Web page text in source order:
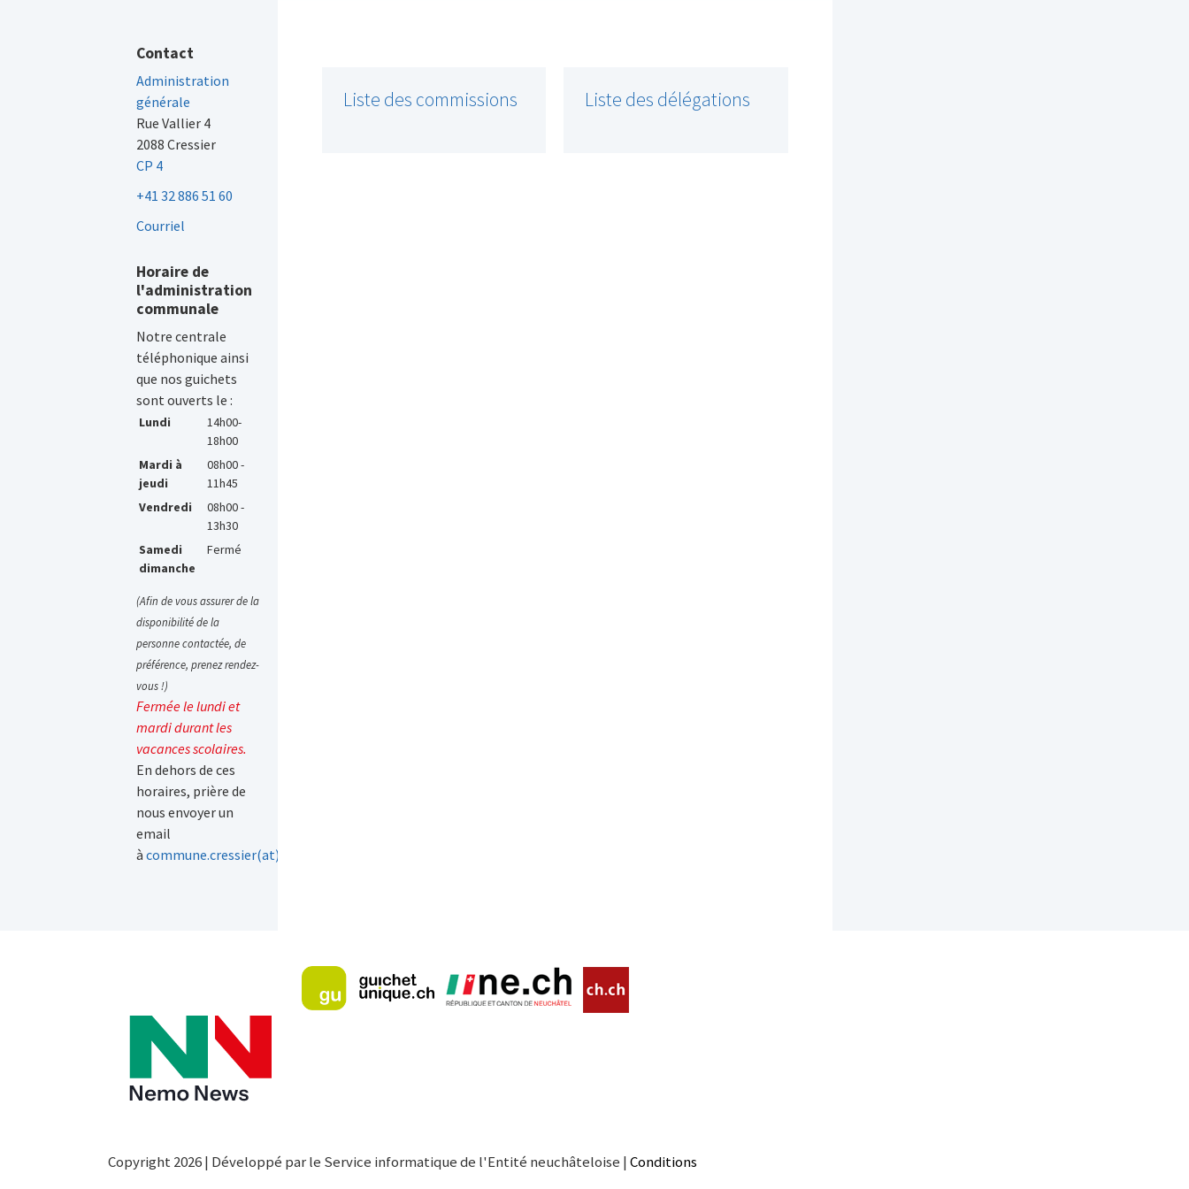
Liste des commissions Liste des délégations
Contact
Administration
générale
Rue Vallier 4
2088 Cressier
CP 4
+41 32 886 51 60
Courriel
Horaire de
l'administration
communale
Notre centrale
téléphonique ainsi
que nos guichets
sont ouverts le :
Lundi
14h00-
18h00
Mardi à
jeudi
08h00 -
11h45
Vendredi
08h00 -
13h30
Samedi
dimanche
Fermé
(Afin de vous assurer de la
disponibilité de la
personne contactée, de
préférence, prenez rendez-
vous !)
Fermée le lundi et
mardi durant les
vacances scolaires.
En dehors de ces
horaires, prière de
nous envoyer un
email
àcommune.cressier(at)ne(dot)ch
Copyright 2026 | Développé par le Service informatique de l'Entité neuchâteloise |Conditions